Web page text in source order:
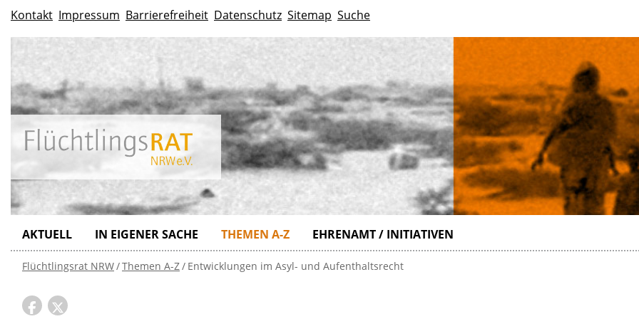
Kontakt Impressum Barrierefreiheit Datenschutz Sitemap Suche
AKTUELL IN EIGENER SACHE THEMEN A-Z EHRENAMT / INITIATIVEN
Flüchtlingsrat NRW Themen A-Z Entwicklungen im Asyl- und Aufenthaltsrecht